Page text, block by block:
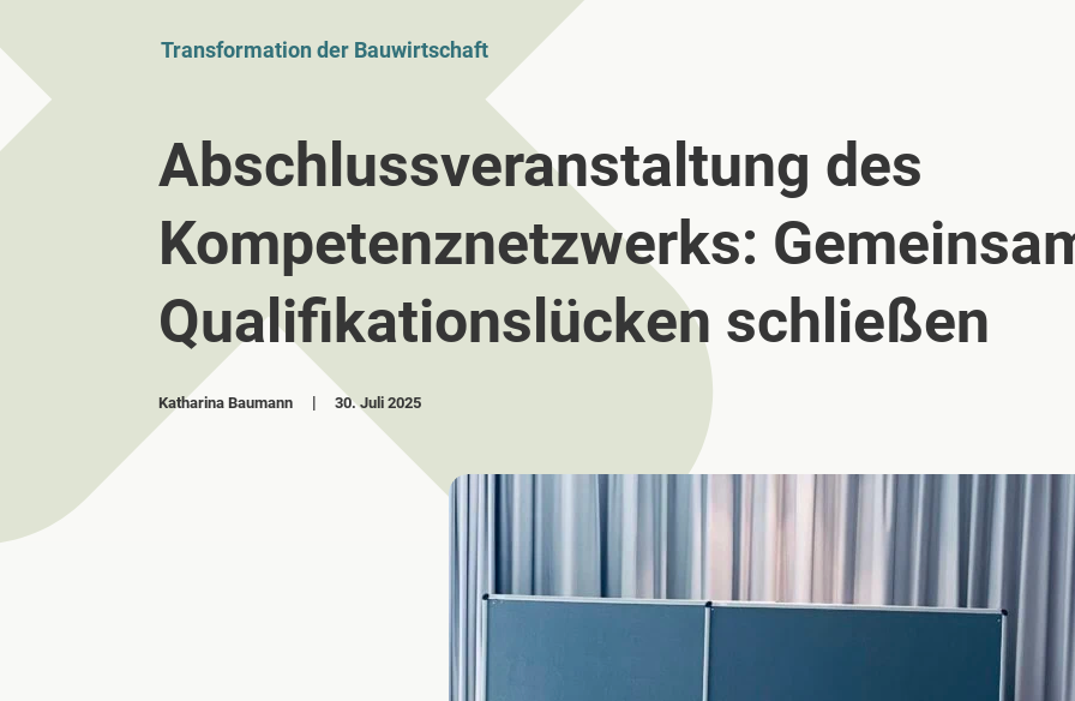
Transformation der Bauwirtschaft
Abschlussveranstaltung des
Kompetenznetzwerks:
Qualifikationslücken schließen
Katharina Baumann 30. Juli 2025